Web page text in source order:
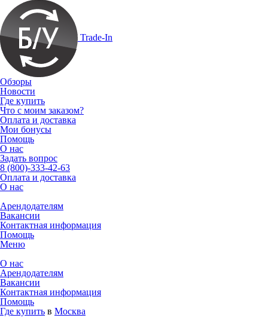
Trade-In
Обзоры
Новости
Где купить
Что с моим заказом?
Оплата и доставка
Мои бонусы
Помощь
О нас
Задать вопрос
8 (800)-333-42-63
Оплата и доставка
О нас
Арендодателям
Вакансии
Контактная информация
Помощь
Меню
О нас
Арендодателям
Вакансии
Контактная информация
Помощь
Где купить в Москва